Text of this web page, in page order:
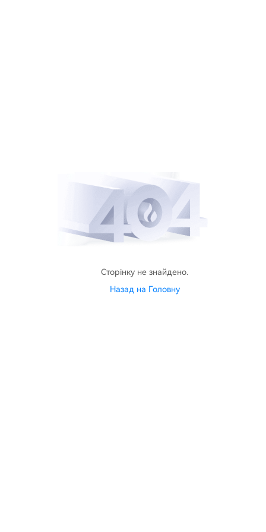
Сторінку не знайдено.
Назад на Головну